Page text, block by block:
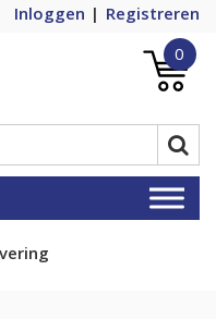
Inloggen
Registreren
0